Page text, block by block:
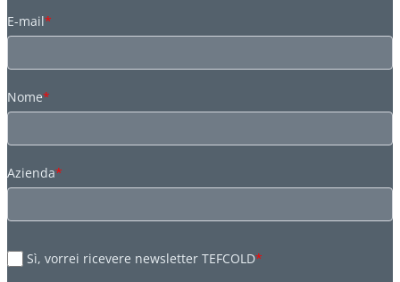
E-mail*
Nome*
Azienda*
Sì, vorrei ricevere newsletter TEFCOLD*